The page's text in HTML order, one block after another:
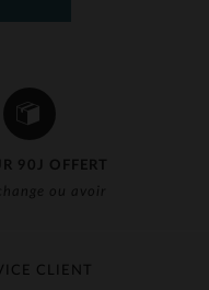
90J OFFERT
ou avoir
CLIENT